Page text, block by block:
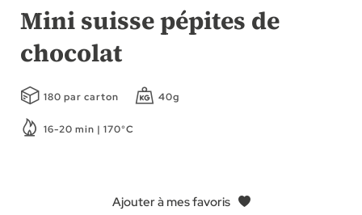
début
de
la
d’images
Mini suisse pépites de
chocolat
180 par carton 40g
16-20 min | 170°C
Ajouter à mes favoris